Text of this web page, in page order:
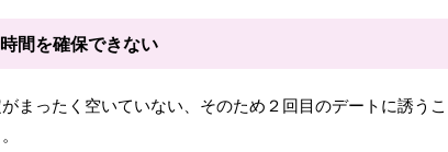
間を確保できない
まったく空いていない、そのため２回目のデートに誘うこ